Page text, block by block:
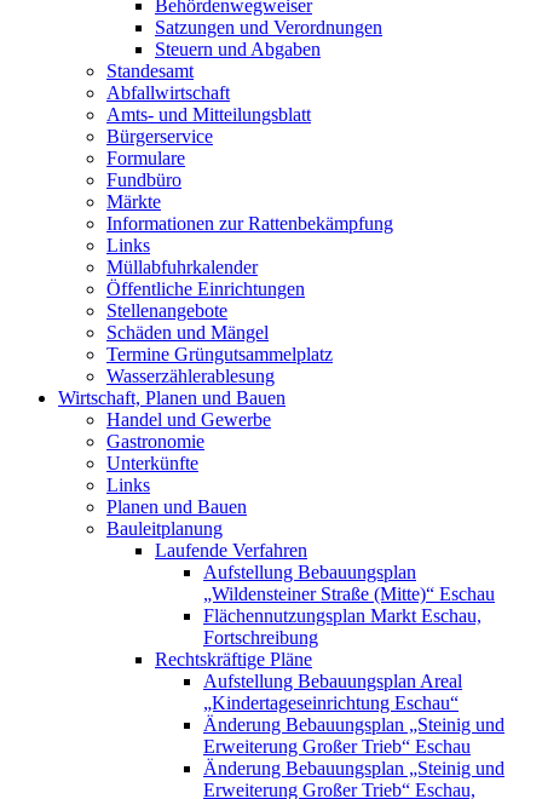
Behördenwegweiser
Satzungen und Verordnungen
Steuern und Abgaben
Standesamt
Abfallwirtschaft
Amts- und Mitteilungsblatt
Bürgerservice
Formulare
Fundbüro
Märkte
Informationen zur Rattenbekämpfung
Links
Müllabfuhrkalender
Öffentliche Einrichtungen
Stellenangebote
Schäden und Mängel
Termine Grüngutsammelplatz
Wasserzählerablesung
Wirtschaft, Planen und Bauen
Handel und Gewerbe
Gastronomie
Unterkünfte
Links
Planen und Bauen
Bauleitplanung
Laufende Verfahren
Aufstellung Bebauungsplan
„Wildensteiner Straße (Mitte)“ Eschau
Flächennutzungsplan Markt Eschau,
Fortschreibung
Rechtskräftige Pläne
Aufstellung Bebauungsplan Areal
„Kindertageseinrichtung Eschau“
Änderung Bebauungsplan „Steinig und
Erweiterung Großer Trieb“ Eschau
Änderung Bebauungsplan „Steinig und
Erweiterung Großer Trieb“ Eschau,